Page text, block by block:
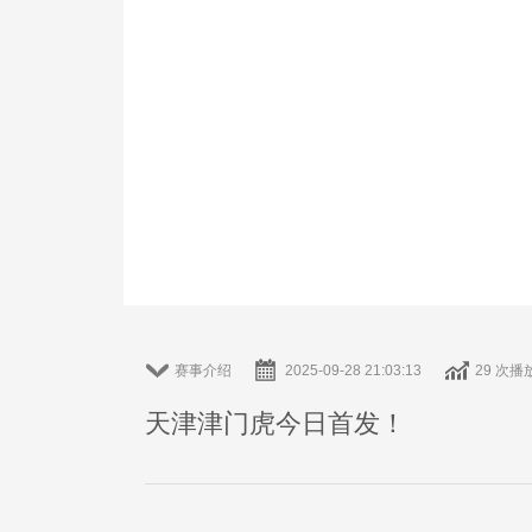
赛事介绍 2025-09-28 21:03:13 29 次播
天津津门虎今日首发！